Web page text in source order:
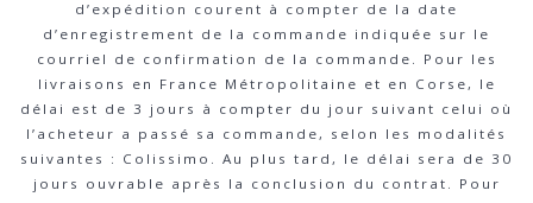
d’expédition courent à compter de la date
d’enregistrement de la commande indiquée sur le
courriel de confirmation de la commande. Pour les
livraisons en France Métropolitaine et en Corse, le
délai est de 3 jours à compter du jour suivant celui où
l’acheteur a passé sa commande, selon les modalités
suivantes : Colissimo. Au plus tard, le délai sera de 30
jours ouvrable après la conclusion du contrat. Pour